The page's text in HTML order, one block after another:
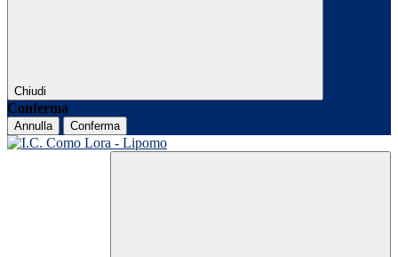
Chiudi
Conferma
Annulla Conferma